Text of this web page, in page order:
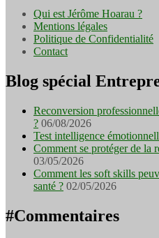
Qui est Jérôme Hoarau ?
Mentions légales
Politique de Confidentialité
Contact
Blog spécial
Reconversion
? 06/08/2026
Test intelligence
Comment se protéger de la
03/05/2026
Comment les soft skills
santé ? 02/05/2026
#Commentaires